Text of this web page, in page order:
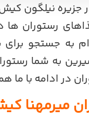
جزیره نیلگون
رستوران ها
به جستجو برای
به شما
در ادامه با ما
میرمهنا